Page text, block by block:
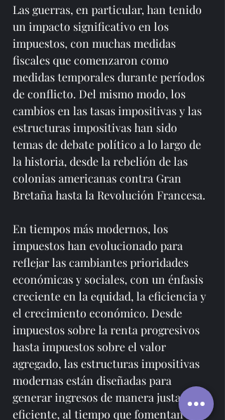
Las guerras, en particular, han tenido
un impacto significativo en los
impuestos, con muchas medidas
fiscales que comenzaron como
medidas temporales durante períodos
de conflicto. Del mismo modo, los
cambios en las tasas impositivas y las
estructuras impositivas han sido
temas de debate político a lo largo de
la historia, desde la rebelión de las
colonias americanas contra Gran
Bretaña hasta la Revolución Francesa.
En tiempos más modernos, los
impuestos han evolucionado para
reflejar las cambiantes prioridades
económicas y sociales, con un énfasis
creciente en la equidad, la eficiencia y
el crecimiento económico. Desde
impuestos sobre la renta progresivos
hasta impuestos sobre el valor
agregado, las estructuras impositivas
modernas están diseñadas para
generar ingresos de manera justa y
eficiente, al tiempo que fomentan el